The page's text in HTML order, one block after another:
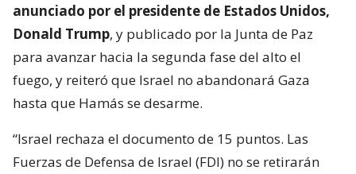
anunciado por el presidente de Estados Unidos,
Donald Trump, y publicado por la Junta de Paz
para avanzar hacia la segunda fase del alto el
fuego, y reiteró que Israel no abandonará Gaza
hasta que Hamás se desarme.
“Israel rechaza el documento de 15 puntos. Las
Fuerzas de Defensa de Israel (FDI) no se retirarán